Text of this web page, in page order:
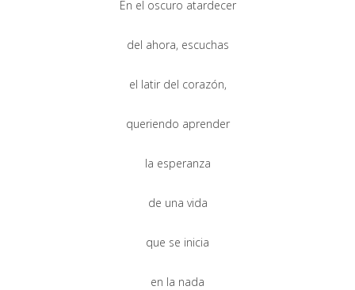
En el oscuro atardecer
del ahora, escuchas
el latir del corazón,
queriendo aprender
la esperanza
de una vida
que se inicia
en la nada